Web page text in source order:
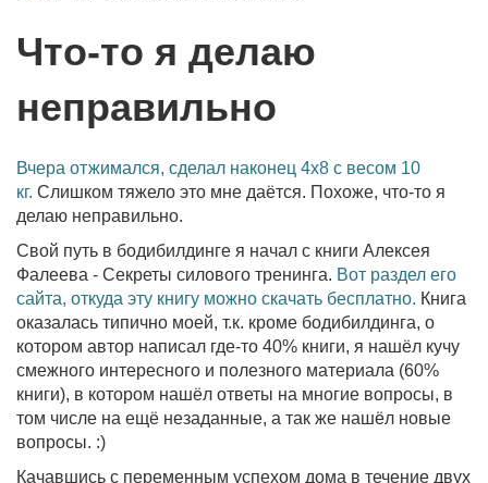
Что-то я делаю
неправильно
Вчера отжимался, сделал наконец 4х8 c весом 10
кг. Слишком тяжело это мне даётся. Похоже, что-то я
делаю неправильно.
Свой путь в бодибилдинге я начал с книги Алексея
Фалеева - Секреты силового тренинга. Вот раздел его
сайта, откуда эту книгу можно скачать бесплатно. Книга
оказалась типично моей, т.к. кроме бодибилдинга, о
котором автор написал где-то 40% книги, я нашёл кучу
смежного интересного и полезного материала (60%
книги), в котором нашёл ответы на многие вопросы, в
том числе на ещё незаданные, а так же нашёл новые
вопросы. :)
Качавшись с переменным успехом дома в течение двух